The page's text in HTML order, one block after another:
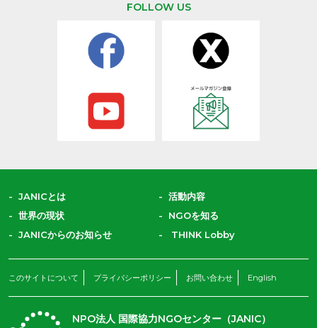
興支援、地雷対策、障がい
れのNGOです。
FOLLOW US
JANICとは
活動内容
世界の現状
NGOを知る
JANICからのお知らせ
THINK Lobby
このサイトについて プライバシーポリシー お問い合わせ English
NPO法人 国際協力NGOセンター（JANIC）